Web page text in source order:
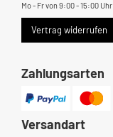
Mo - Fr von 9:00 - 15:00 Uhr
Vertrag widerrufen
Zahlungsarten
Versandart